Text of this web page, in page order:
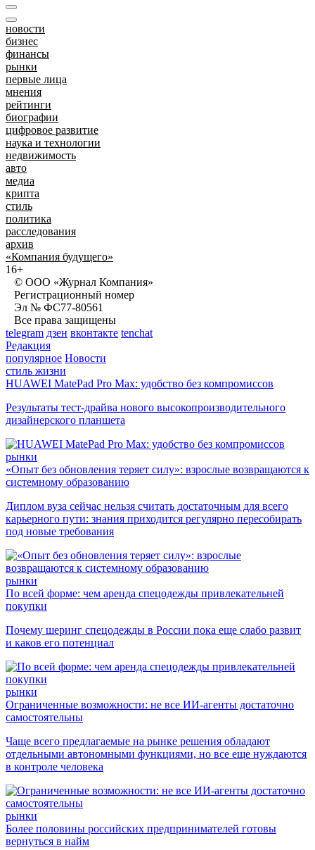
новости
бизнес
финансы
рынки
первые лица
мнения
рейтинги
биографии
цифровое развитие
наука и технологии
недвижимость
авто
медиа
крипта
стиль
политика
расследования
архив
«Компания будущего»
16+
© ООО «Журнал Компания»
Регистрационный номер
Эл № ФС77-80561
Все права защищены
telegram дзен вконтакте tenchat
Редакция
популярное Новости
стиль жизни
HUAWEI MatePad Pro Max: удобство без компромиссов
Результаты тест-драйва нового высокопроизводительного
дизайнерского планшета
рынки
«Опыт без обновления теряет силу»: взрослые возвращаются к
системному образованию
Диплом вуза сейчас нельзя считать достаточным для всего
карьерного пути: знания приходится регулярно пересобирать
под новые требования
рынки
По всей форме: чем аренда спецодежды привлекательней
покупки
Почему шеринг спецодежды в России пока еще слабо развит
и каков его потенциал
рынки
Ограниченные возможности: не все ИИ-агенты достаточно
самостоятельны
Чаще всего предлагаемые на рынке решения обладают
отдельными автономными функциями, но все еще нуждаются
в контроле человека
рынки
Более половины российских предпринимателей готовы
вернуться в найм